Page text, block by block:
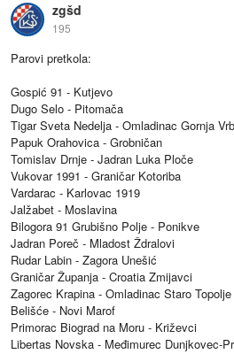
zgšd
195
Parovi pretkola:
Gospić 91 - Kutjevo
Dugo Selo - Pitomača
Tigar Sveta Nedelja - Omladinac Gornja
Papuk Orahovica - Grobničan
Tomislav Drnje - Jadran Luka Ploče
Vukovar 1991 - Graničar Kotoriba
Vardarac - Karlovac 1919
Jalžabet - Moslavina
Bilogora 91 Grubišno Polje - Ponikve
Jadran Poreč - Mladost Ždralovi
Rudar Labin - Zagora Unešić
Graničar Županja - Croatia Zmijavci
Zagorec Krapina - Omladinac Staro Topolje
Belišće - Novi Marof
Primorac Biograd na Moru - Križevci
Libertas Novska - Međimurec Dunjkovec-